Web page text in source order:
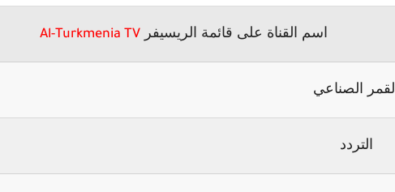
اسم القناة على قائمة الريسيفرAl-Turkmenia TV
القمر الصناعي
التردد